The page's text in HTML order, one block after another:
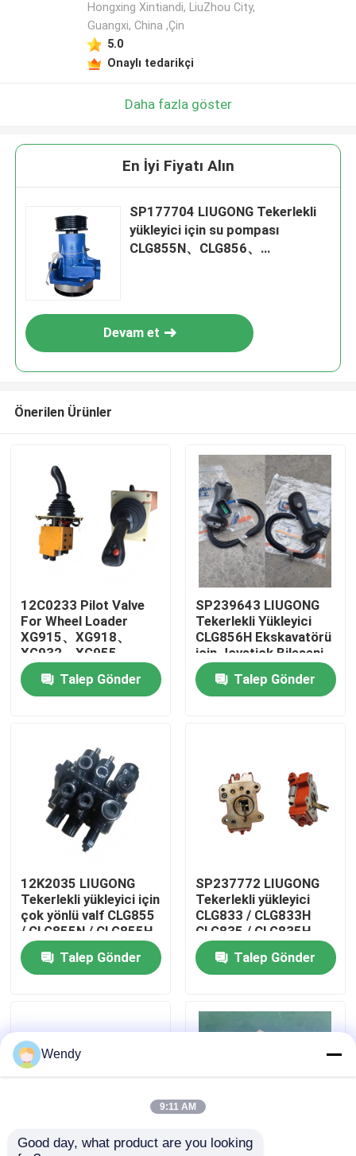
Ev
videolar
Hakkımızda
Fabrika turu
Kalite kontrol
Haberler
Blog
Hongxing Xintiandi, LiuZhou City,
Guangxi, China ,Çin
5.0
Onaylı tedarikçi
Daha fazla göster
En İyi Fiyatı Alın
SP177704 LIUGONG Tekerlekli
yükleyici için su pompası
CLG855N、CLG856、
Devam et
Önerilen Ürünler
12C0233 Pilot Valve
For Wheel Loader
XG915、XG918、
XG932、XG955、
XG962、XG982 spare
parts Talep Gönder
SP239643 LIUGONG
Tekerlekli Yükleyici
CLG856H Ekskavatörü
için Joystick Bileşeni
CLG920D、
CLG922D、CLG925D
CLG933E、CLG936D、
Talep Gönder
12K2035 LIUGONG
Tekerlekli yükleyici için
çok yönlü valf CLG855
/ CLG855N / CLG855H
CLG856 / CLG856H
CLG50CN / CLG50C
Talep Gönder
SP237772 LIUGONG
Tekerlekli yükleyici
CLG833 / CLG833H
CLG835 / CLG835H
CLG836 / CLG836H
ZL30E / ZL30F için
kontrol valf montajı
Talep Gönder
Wendy
9:11 AM
Good day, what product are you looking